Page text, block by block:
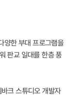
양한 부대 프로그램을
판교 일대를 한층 풍
크 스튜디오 개발자